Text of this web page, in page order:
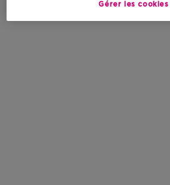
Gérer les cookies